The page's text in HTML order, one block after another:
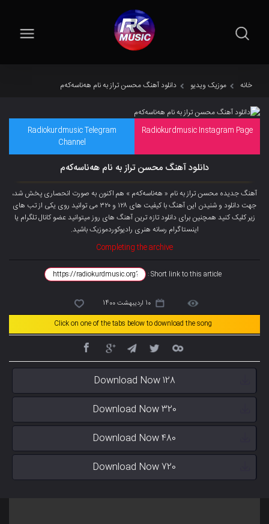
خانه موزیک ویدیو دانلود آهنگ محسن تراز به نام هەناسەکەم
Radiokurdmusic Instagram Page
Radiokurdmusic Telegram
Channel
دانلود آهنگ محسن تراز به نام هەناسەکەم
آهنگ جدیده محسن تراز به نام « هەناسەکەم » هم اکنون به صورت انحصاری پخش شد،
جهت دانلود و شنیدن این آهنگ با کیفیت های ۱۲۸ و ۳۲۰ می توانید روی یکی از تب های
زیر کلیک کنید همچنین برای دانلود تازه ترین آهنگ های روز میتوانیدعضو کانال تلگرام یا
اینستاگرام رسانه هنری رادیوکوردموزیک باشید.
Completing the archive
Short link to this article :
10 اردیبهشت 1400
Click on one of the tabs below to download the song
Download Now 128
Download Now 320
Download Now 480
Download Now 720